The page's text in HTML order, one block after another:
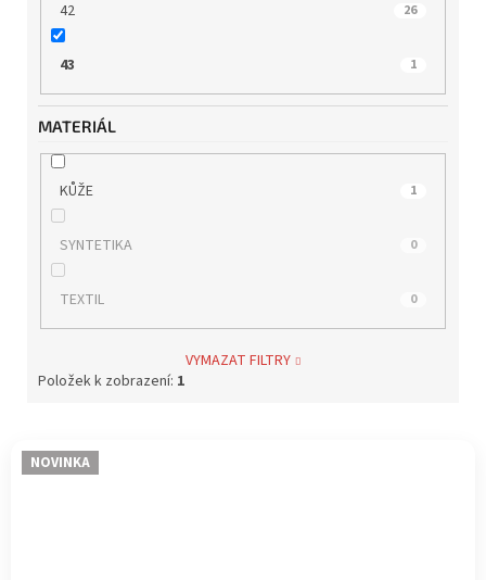
42 26
43 1
MATERIÁL
KŮŽE 1
SYNTETIKA 0
TEXTIL 0
VYMAZAT FILTRY
Položek k zobrazení: 1
V NOVINKA